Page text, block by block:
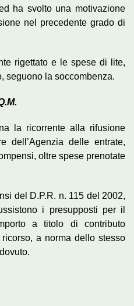
ha svolto una motivazione
nel precedente grado di
rigettato e le spese di lite,
seguono la soccombenza.
la ricorrente alla rifusione
dell’Agenzia delle entrate,
oltre spese prenotate
del D.P.R. n. 115 del 2002,
i presupposti per il
a titolo di contributo
a norma dello stesso